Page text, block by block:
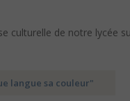
culturelle de notre lycée
langue sa couleur"